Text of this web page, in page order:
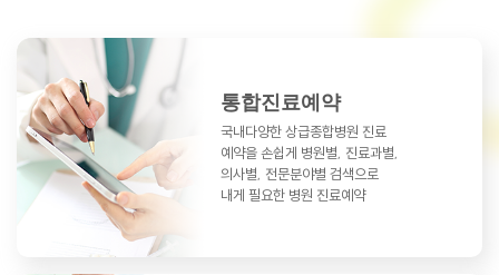
통합진료예약
국내다양한 상급종합병원 진료
예약을손쉽게 병원별, 진료과별,
의사별, 전문분야별 검색으로
내게 필요한 병원 진료예약